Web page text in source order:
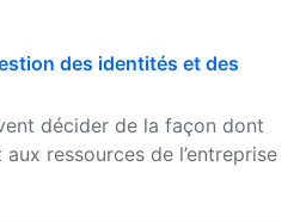
des identités et des
décider de la façon dont
ressources de l’entreprise